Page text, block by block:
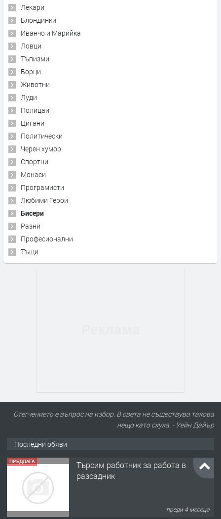
Лекари
Блондинки
Иванчо и Марийка
Ловци
Тъпизми
Борци
Животни
Луди
Полицаи
Цигани
Политически
Черен хумор
Спортни
Монаси
Програмисти
Любими Герои
Бисери
Разни
Професионални
Тъщи
Отегчението е въпрос на избор. В света не съществува такова
нещо като скука. - Уейн Дайър
Последни обяви
ПРЕДЛАГА
Търсим работник за работа в
разсадник
преди 4 месеца